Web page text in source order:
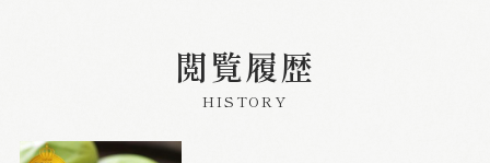
閲覧履歴
HISTORY